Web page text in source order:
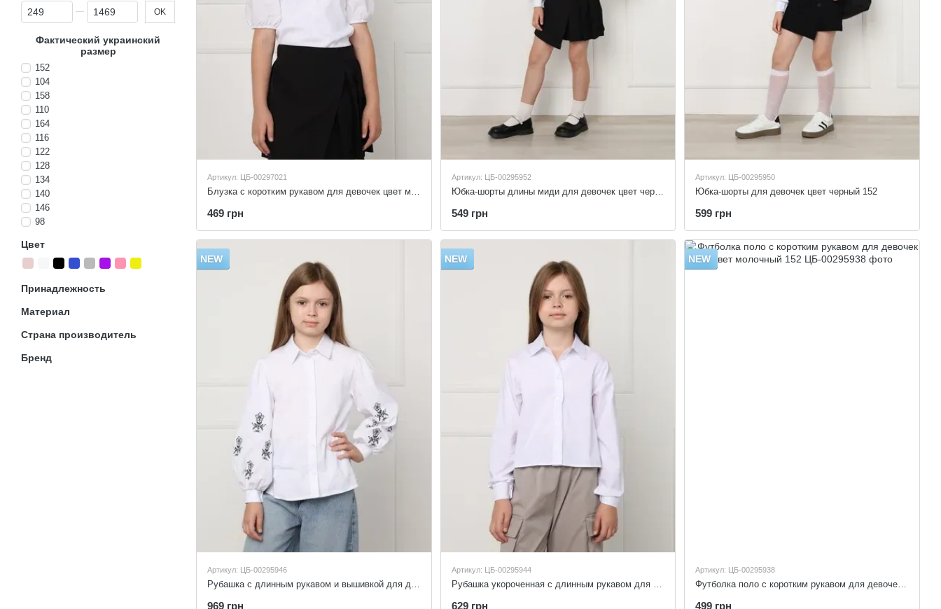
Артикул: ЦБ-00297021
Блузка с коротким рукавом для девочек цвет молочный 152
469 грн
Артикул: ЦБ-00295952
Юбка-шорты длины миди для девочек цвет черный 152
549 грн
Артикул: ЦБ-00295950
Юбка-шорты для девочек цвет черный 152
599 грн
NEW
Артикул: ЦБ-00295946
Рубашка с длинным рукавом и вышивкой для девочек цвет белый 152
969 грн
NEW
Артикул: ЦБ-00295944
Рубашка укороченная с длинным рукавом для девочек цвет белый 152
629 грн
NEW
Артикул: ЦБ-00295938
Футболка поло с коротким рукавом для девочек цвет молочный 152
499 грн
От Цена, грн
До Цена, грн OK
Фактический украинский
размер
152
104
158
110
164
116
122
128
134
140
146
98
Цвет
Принадлежность
Материал
Страна производитель
Бренд